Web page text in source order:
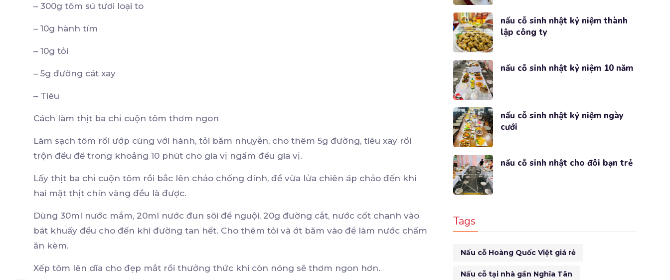
– 300g tôm sú tươi loại to
– 10g hành tím
– 10g tỏi
– 5g đường cát xay
– Tiêu
Cách làm thịt ba chỉ cuộn tôm thơm ngon
Làm sạch tôm rồi ướp cùng với hành, tỏi băm nhuyễn, cho thêm 5g đường, tiêu xay rồi
trộn đều để trong khoảng 10 phút cho gia vị ngấm đều gia vị.
Lấy thịt ba chỉ cuộn tôm rồi bắc lên chảo chống dính, để vừa lửa chiên áp chảo đến khi
hai mặt thịt chín vàng đều là được.
Dùng 30ml nước mắm, 20ml nước đun sôi để nguội, 20g đường cắt, nước cốt chanh vào
bát khuấy đều cho đến khi đường tan hết. Cho thêm tỏi và ớt băm vào để làm nước chấm
ăn kèm.
Xếp tôm lên dĩa cho đẹp mắt rồi thưởng thức khi còn nóng sẽ thơm ngon hơn.
nấu cỗ sinh nhật kỷ niệm thành
lập công ty
nấu cỗ sinh nhật kỷ niệm 10 năm
nấu cỗ sinh nhật kỷ niệm ngày
cưới
nấu cỗ sinh nhật cho đôi bạn trẻ
Tags
Nấu cỗ Hoàng Quốc Việt giá rẻ
Nấu cỗ tại nhà gần Nghĩa Tân